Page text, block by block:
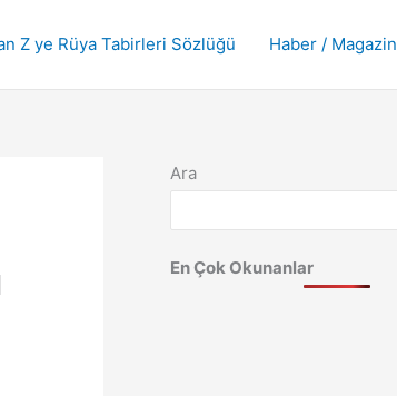
Z ye Rüya Tabirleri Sözlüğü Haber / Magazin
Ara
En Çok Okunanlar